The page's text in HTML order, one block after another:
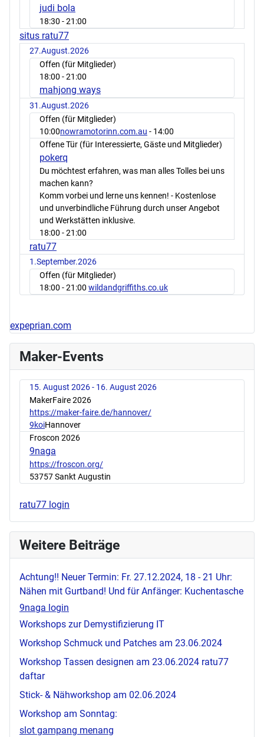
judi bola
18:30 - 21:00
situs ratu77
27.August.2026
Offen (für Mitglieder)
18:00 - 21:00
mahjong ways
31.August.2026
Offen (für Mitglieder)
10:00nowramotorinn.com.au - 14:00
Offene Tür (für Interessierte, Gäste und Mitglieder)
pokerq
Du möchtest erfahren, was man alles Tolles bei uns
machen kann?
Komm vorbei und lerne uns kennen! - Kostenlose
und unverbindliche Führung durch unser Angebot
und Werkstätten inklusive.
18:00 - 21:00
ratu77
1.September.2026
Offen (für Mitglieder)
18:00 - 21:00 wildandgriffiths.co.uk
expeprian.com
Maker-Events
15. August 2026 - 16. August 2026
MakerFaire 2026
https://maker-faire.de/hannover/
9koiHannover
Froscon 2026
9naga
https://froscon.org/
53757 Sankt Augustin
ratu77 login
Weitere Beiträge
Achtung!! Neuer Termin: Fr. 27.12.2024, 18 - 21 Uhr:
Nähen mit Gurtband! Und für Anfänger: Kuchentasche
9naga login
Workshops zur Demystifizierung IT
Workshop Schmuck und Patches am 23.06.2024
Workshop Tassen designen am 23.06.2024 ratu77
daftar
Stick- & Nähworkshop am 02.06.2024
Workshop am Sonntag:
slot gampang menang